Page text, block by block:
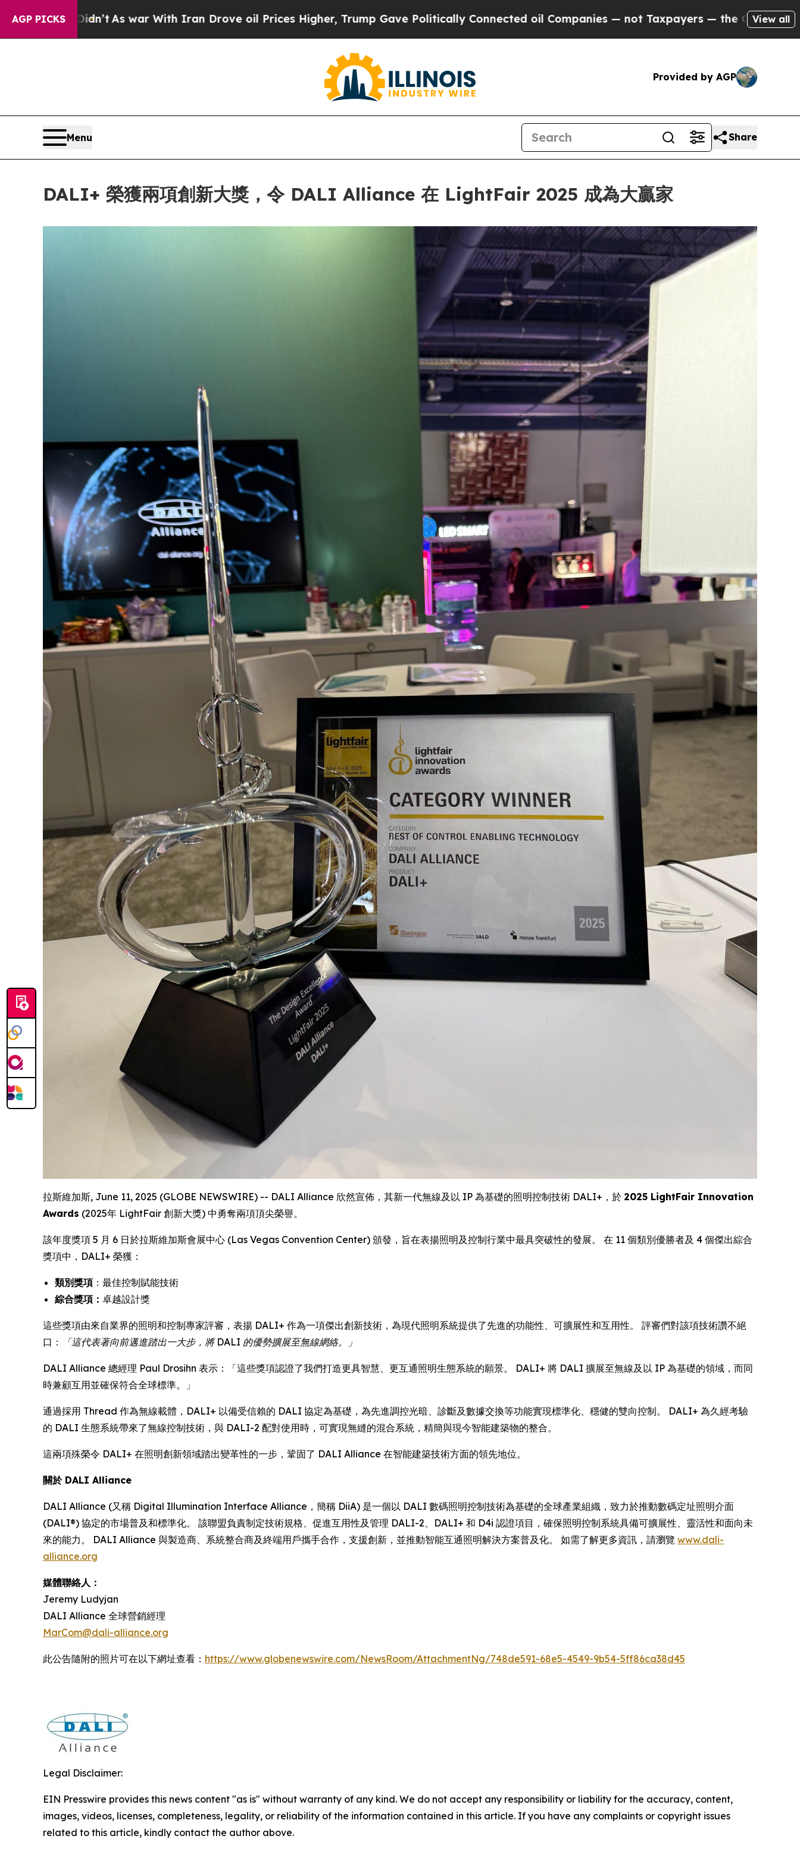
AGP PICKS
With Iran Drove oil Prices Higher, Trump Gave Politically Connected oil Companies — not Taxpayers — the Chance to Cash in on Publicly
View all
Provided by AGP
Menu Share
DALI+ 榮獲兩項創新大獎，令 DALI Alliance 在 LightFair 2025 成為大贏家
拉斯維加斯, June 11, 2025 (GLOBE NEWSWIRE) -- DALI Alliance 欣然宣佈，其新一代無線及以 IP 為基礎的照明控制技術 DALI+，於 2025 LightFair Innovation
Awards (2025年 LightFair 創新大獎) 中勇奪兩項頂尖榮譽。
該年度獎項 5 月 6 日於拉斯維加斯會展中心 (Las Vegas Convention Center) 頒發，旨在表揚照明及控制行業中最具突破性的發展。 在 11 個類別優勝者及 4 個傑出綜合
獎項中，DALI+ 榮獲：
類別獎項 ：最佳控制賦能技術
綜合獎項： 卓越設計獎
這些獎項由來自業界的照明和控制專家評審，表揚 DALI+ 作為一項傑出創新技術，為現代照明系統提供了先進的功能性、可擴展性和互用性。 評審們對該項技術讚不絕
口：
「這代表著向前邁進踏出一大步，將 DALI 的優勢擴展至無線網絡。」
DALI Alliance 總經理 Paul Drosihn 表示：「這些獎項認證了我們打造更具智慧、更互通照明生態系統的願景。 DALI+ 將 DALI 擴展至無線及以 IP 為基礎的領域，而同
時兼顧互用並確保符合全球標準。」
通過採用 Thread 作為無線載體，DALI+ 以備受信賴的 DALI 協定為基礎，為先進調控光暗、診斷及數據交換等功能實現標準化、穩健的雙向控制。 DALI+ 為久經考驗
的 DALI 生態系統帶來了無線控制技術，與 DALI-2 配對使用時，可實現無縫的混合系統，精簡與現今智能建築物的整合。
這兩項殊榮令 DALI+ 在照明創新領域踏出變革性的一步，鞏固了 DALI Alliance 在智能建築技術方面的領先地位。
關於 DALI Alliance
DALI Alliance (又稱 Digital Illumination Interface Alliance，簡稱 DiiA) 是一個以 DALI 數碼照明控制技術為基礎的全球產業組織，致力於推動數碼定址照明介面
(DALI®) 協定的市場普及和標準化。 該聯盟負責制定技術規格、促進互用性及管理 DALI-2、DALI+ 和 D4i 認證項目，確保照明控制系統具備可擴展性、靈活性和面向未
來的能力。 DALI Alliance 與製造商、系統整合商及終端用戶攜手合作，支援創新，並推動智能互通照明解決方案普及化。 如需了解更多資訊，請瀏覽 www.dali-
alliance.org
媒體聯絡人：
Jeremy Ludyjan
DALI Alliance 全球營銷經理
MarCom@dali-alliance.org
此公告隨附的照片可在以下網址查看： https://www.globenewswire.com/NewsRoom/AttachmentNg/748de591-68e5-4549-9b54-5ff86ca38d45
Legal Disclaimer:
EIN Presswire provides this news content "as is" without warranty of any kind. We do not accept any responsibility or liability for the accuracy, content,
images, videos, licenses, completeness, legality, or reliability of the information contained in this article. If you have any complaints or copyright issues
related to this article, kindly contact the author above.